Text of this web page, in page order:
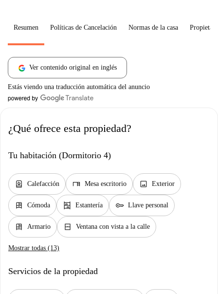
Resumen Políticas de Cancelación Normas de la casa
Ver contenido original en inglés
Estás viendo una traducción automática del anuncio
¿Qué ofrece esta propiedad?
Tu habitación (Dormitorio 4)
water_heater Calefacción desk Mesa escritorio image Exterior
dresser Cómoda shelves Estantería key Llave personal
dresser Armario window_closed Ventana con vista a la calle
Mostrar todas (13)
Servicios de la propiedad